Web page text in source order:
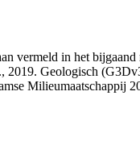
vermeld in het
Geologisch
Milieumaatschappij